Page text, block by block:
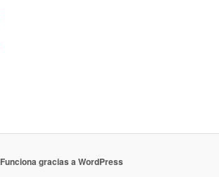
Funciona gracias a WordPress